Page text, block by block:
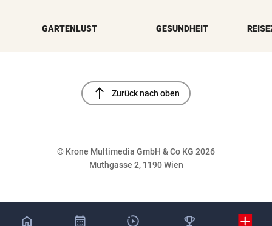
GARTENLUST GESUNDHEIT
north Zurück nach oben
© Krone Multimedia GmbH & Co KG 2026
Muthgasse 2, 1190 Wien
NaN%